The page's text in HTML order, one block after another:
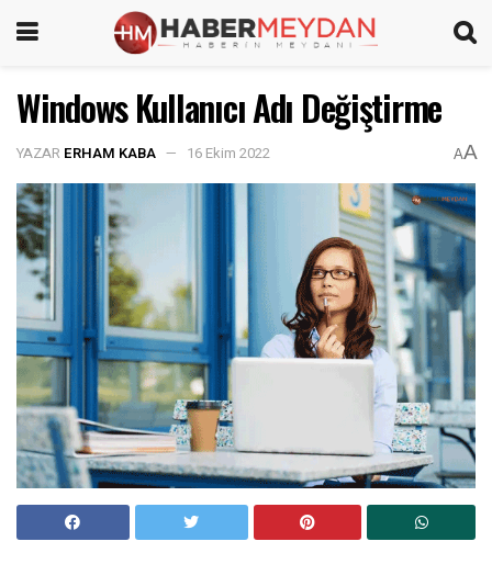
Windows Kullanıcı Adı Değiştirme
YAZAR ERHAM KABA 16 Ekim 2022 AA